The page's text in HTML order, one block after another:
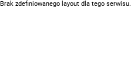
Brak zdefiniowanego layout dla tego serwisu.